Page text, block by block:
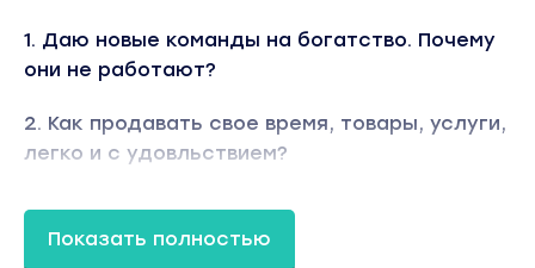
1. Даю новые команды на богатство. Почему
они не работают?
2. Как продавать свое время, товары, услуги,
легко и с удовльствием?
3. Как отключить логику, чтобы обойти
формулу 2+2=4 и сделать 2+2=1000
Показать полностью